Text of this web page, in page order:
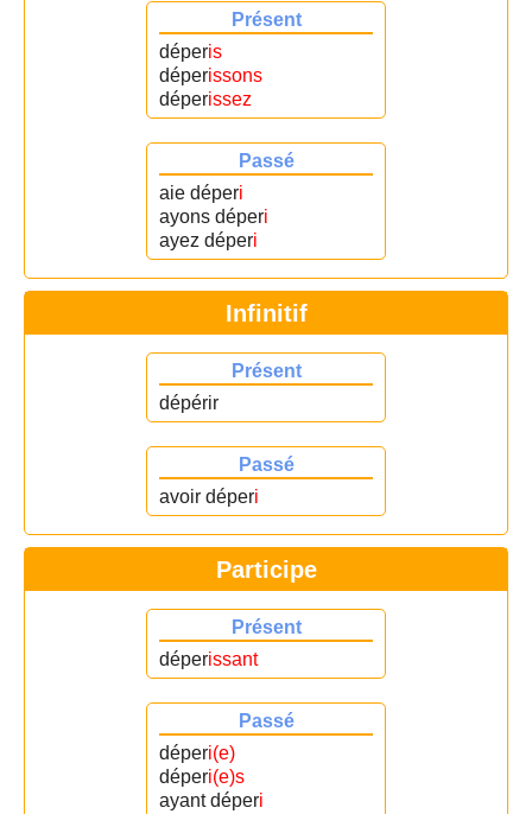
Présent
déperis
déperissons
déperissez
Passé
aie déperi
ayons déperi
ayez déperi
Infinitif
Présent
dépérir
Passé
avoir déperi
Participe
Présent
déperissant
Passé
déperi(e)
déperi(e)s
ayant déperi